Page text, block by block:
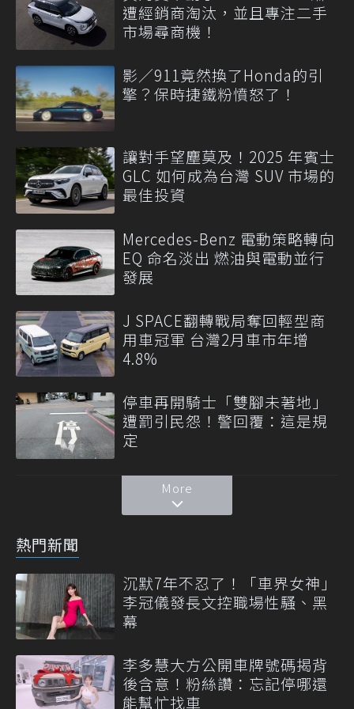
遭經銷商淘汰，並且專注二手
市場尋商機！
影／911竟然換了Honda的引
擎？保時捷鐵粉憤怒了！
讓對手望塵莫及！2025 年賓士
GLC 如何成為台灣 SUV 市場的
最佳投資
Mercedes-Benz 電動策略轉向
EQ 命名淡出 燃油與電動並行
發展
J SPACE翻轉戰局奪回輕型商
用車冠軍 台灣2月車市年增
4.8%
停車再開騎士「雙腳未著地」
遭罰引民怨！警回覆：這是規
定
More
熱門新聞
沉默7年不忍了！「車界女神」
李冠儀發長文控職場性騷、黑
幕
李多慧大方公開車牌號碼揭背
後含意！粉絲讚：忘記停哪還
能幫忙找車